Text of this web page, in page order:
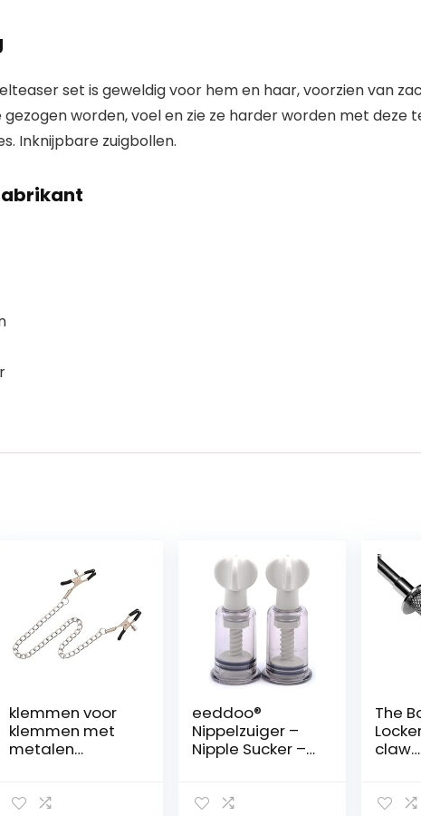
set is geweldig voor hem en haar, voorzien van
worden, voel en zie ze harder worden met
Inknijpbare zuigbollen.
klemmen voor
klemmen met
metalen
eeddoo®
Nippelzuiger –
Nipple Sucker –
Clitoris zuiger – 1
The
claw